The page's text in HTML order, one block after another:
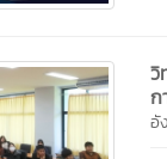
วิ
ก
อั